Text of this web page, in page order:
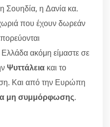
Σουηδία, η Δανία κα.
που έχουν δωρεάν
ακόμη είμαστε σε
Ψυττάλεια και το
Και από την Ευρώπη
μη συμμόρφωσης.